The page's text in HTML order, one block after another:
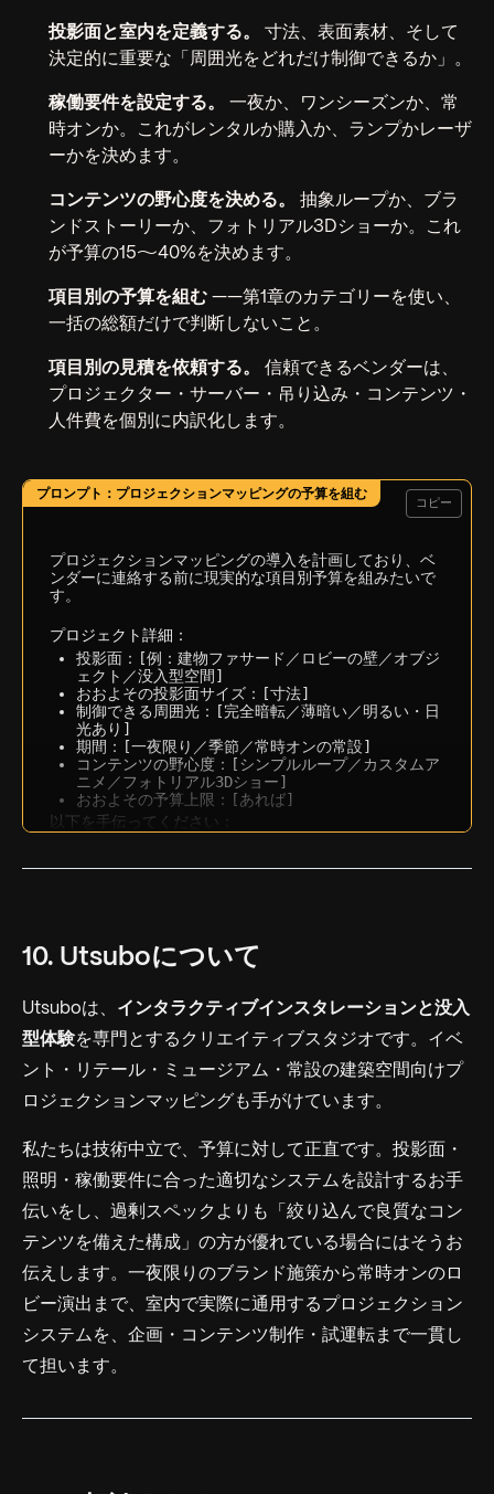
投影面と室内を定義する。
寸法、表面素材、そして
決定的に重要な「周囲光をどれだけ制御できるか」。
稼働要件を設定する。
一夜か、ワンシーズンか、常
時オンか。これがレンタルか購入か、ランプかレーザ
ーかを決めます。
コンテンツの野心度を決める。
抽象ループか、ブラ
ンドストーリーか、フォトリアル3Dショーか。これ
が予算の15〜40%を決めます。
項目別の予算を組む ——第1章のカテゴリーを使い、
一括の総額だけで判断しないこと。
項目別の見積を依頼する。
信頼できるベンダーは、
プロジェクター・サーバー・吊り込み・コンテンツ・
人件費を個別に内訳化します。
プロジェクションマッピングの導入を計画しており、ベ
ンダーに連絡する前に現実的な項目別予算を組みたいで
す。
プロジェクト詳細：
投影面：[例：建物ファサード／ロビーの壁／オブジ
ェクト／没入型空間]
おおよその投影面サイズ：[寸法]
制御できる周囲光：[完全暗転／薄暗い／明るい・日
光あり]
期間：[一夜限り／季節／常時オンの常設]
コンテンツの野心度：[シンプルループ／カスタムア
ニメ／フォトリアル3Dショー]
おおよその予算上限：[あれば]
以下を手伝ってください：
断
見積を取る際にベンダーへ尋ねるべき上位3つの質問
コピー
10. Utsuboについて
Utsuboは、 インタラクティブインスタレーションと没入
型体験を専門とするクリエイティブスタジオです。イベ
ント・リテール・ミュージアム・常設の建築空間向けプ
ロジェクションマッピングも手がけています。
私たちは技術中立で、予算に対して正直です。投影面・
照明・稼働要件に合った適切なシステムを設計するお手
伝いをし、過剰スペックよりも「絞り込んで良質なコン
テンツを備えた構成」の方が優れている場合にはそうお
伝えします。一夜限りのブランド施策から常時オンのロ
ビー演出まで、室内で実際に通用するプロジェクション
システムを、企画・コンテンツ制作・試運転まで一貫し
て担います。